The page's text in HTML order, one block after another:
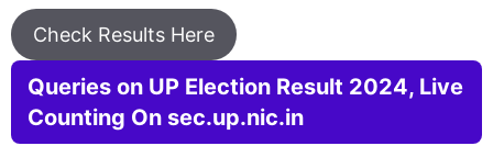
Check Results Here
Queries on UP Election Result 2024, Live
Counting On sec.up.nic.in